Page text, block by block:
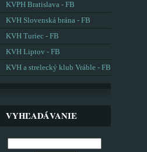
KVPH Bratislava - FB
KVH Slovenská brána - FB
KVH Turiec - FB
KVH Liptov - FB
KVH a strelecký klub Vráble - FB
VYHĽADÁVANIE